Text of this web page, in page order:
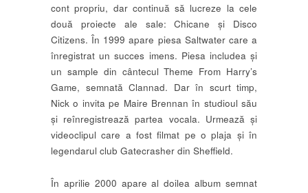
cont propriu, dar continuă să lucreze la cele
două proiecte ale sale: Chicane și Disco
Citizens. În 1999 apare piesa Saltwater care a
înregistrat un succes imens. Piesa includea și
un sample din cântecul Theme From Harry’s
Game, semnată Clannad. Dar în scurt timp,
Nick o invita pe Maire Brennan în studioul său
și reînregistrează partea vocala. Urmează și
videoclipul care a fost filmat pe o plaja și în
legendarul club Gatecrasher din Sheffield.
În aprilie 2000 apare al doilea album semnat